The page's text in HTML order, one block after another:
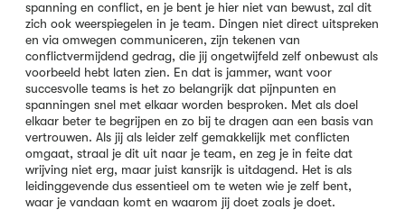
spanning en conflict, en je bent je hier niet van bewust, zal dit
zich ook weerspiegelen in je team. Dingen niet direct uitspreken
en via omwegen communiceren, zijn tekenen van
conflictvermijdend gedrag, die jij ongetwijfeld zelf onbewust als
voorbeeld hebt laten zien. En dat is jammer, want voor
succesvolle teams is het zo belangrijk dat pijnpunten en
spanningen snel met elkaar worden besproken. Met als doel
elkaar beter te begrijpen en zo bij te dragen aan een basis van
vertrouwen. Als jij als leider zelf gemakkelijk met conflicten
omgaat, straal je dit uit naar je team, en zeg je in feite dat
wrijving niet erg, maar juist kansrijk is uitdagend. Het is als
leidinggevende dus essentieel om te weten wie je zelf bent,
waar je vandaan komt en waarom jij doet zoals je doet.